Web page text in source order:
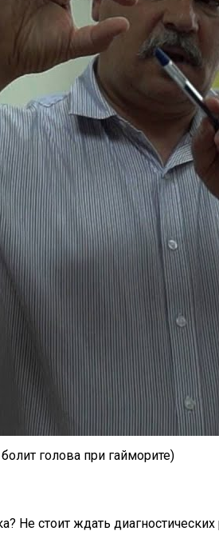
голова при гайморите)
Не стоит ждать